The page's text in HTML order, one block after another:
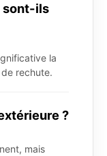
sont-ils
la
rechute.
?
mais